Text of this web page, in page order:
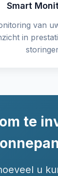
Smart
van
in
te
u